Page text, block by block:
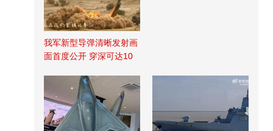
我军新型导弹清晰发射画
面首度公开 穿深可达10